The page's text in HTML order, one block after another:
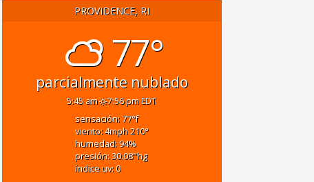
PROVIDENCE, RI
77°
parcialmente nublado
5:45 am 7:56 pm EDT
sensación: 77°f
viento: 4mph210°
humedad: 94%
presión: 30.08"hg
índice uv: 0